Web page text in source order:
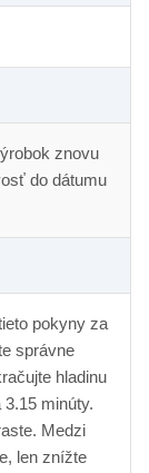
znovu
do dátumu
pokyny za
správne
hladinu
3.15 minúty.
Medzi
len znížte